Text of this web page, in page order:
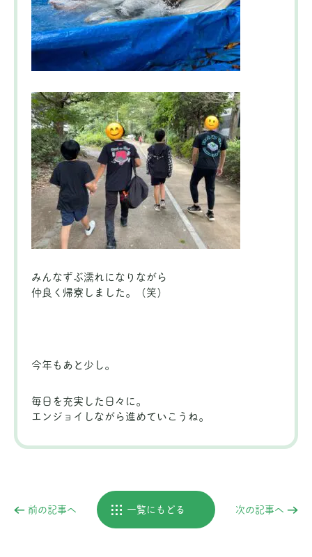
みんなずぶ濡れになりながら
仲良く帰寮しました。（笑）
今年もあと少し。
毎日を充実した日々に。
エンジョイしながら進めていこうね。
前の記事へ 一覧にもどる 次の記事へ